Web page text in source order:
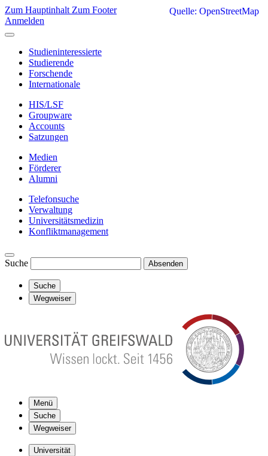
Zum Hauptinhalt Zum Footer
Anmelden
Studieninteressierte
Studierende
Forschende
Internationale
HIS/LSF
Groupware
Accounts
Satzungen
Medien
Förderer
Alumni
Telefonsuche
Verwaltung
Universitätsmedizin
Konfliktmanagement
Suche Absenden
Suche
Wegweiser
Menü
Suche
Wegweiser
Universität
Quelle: OpenStreetMap